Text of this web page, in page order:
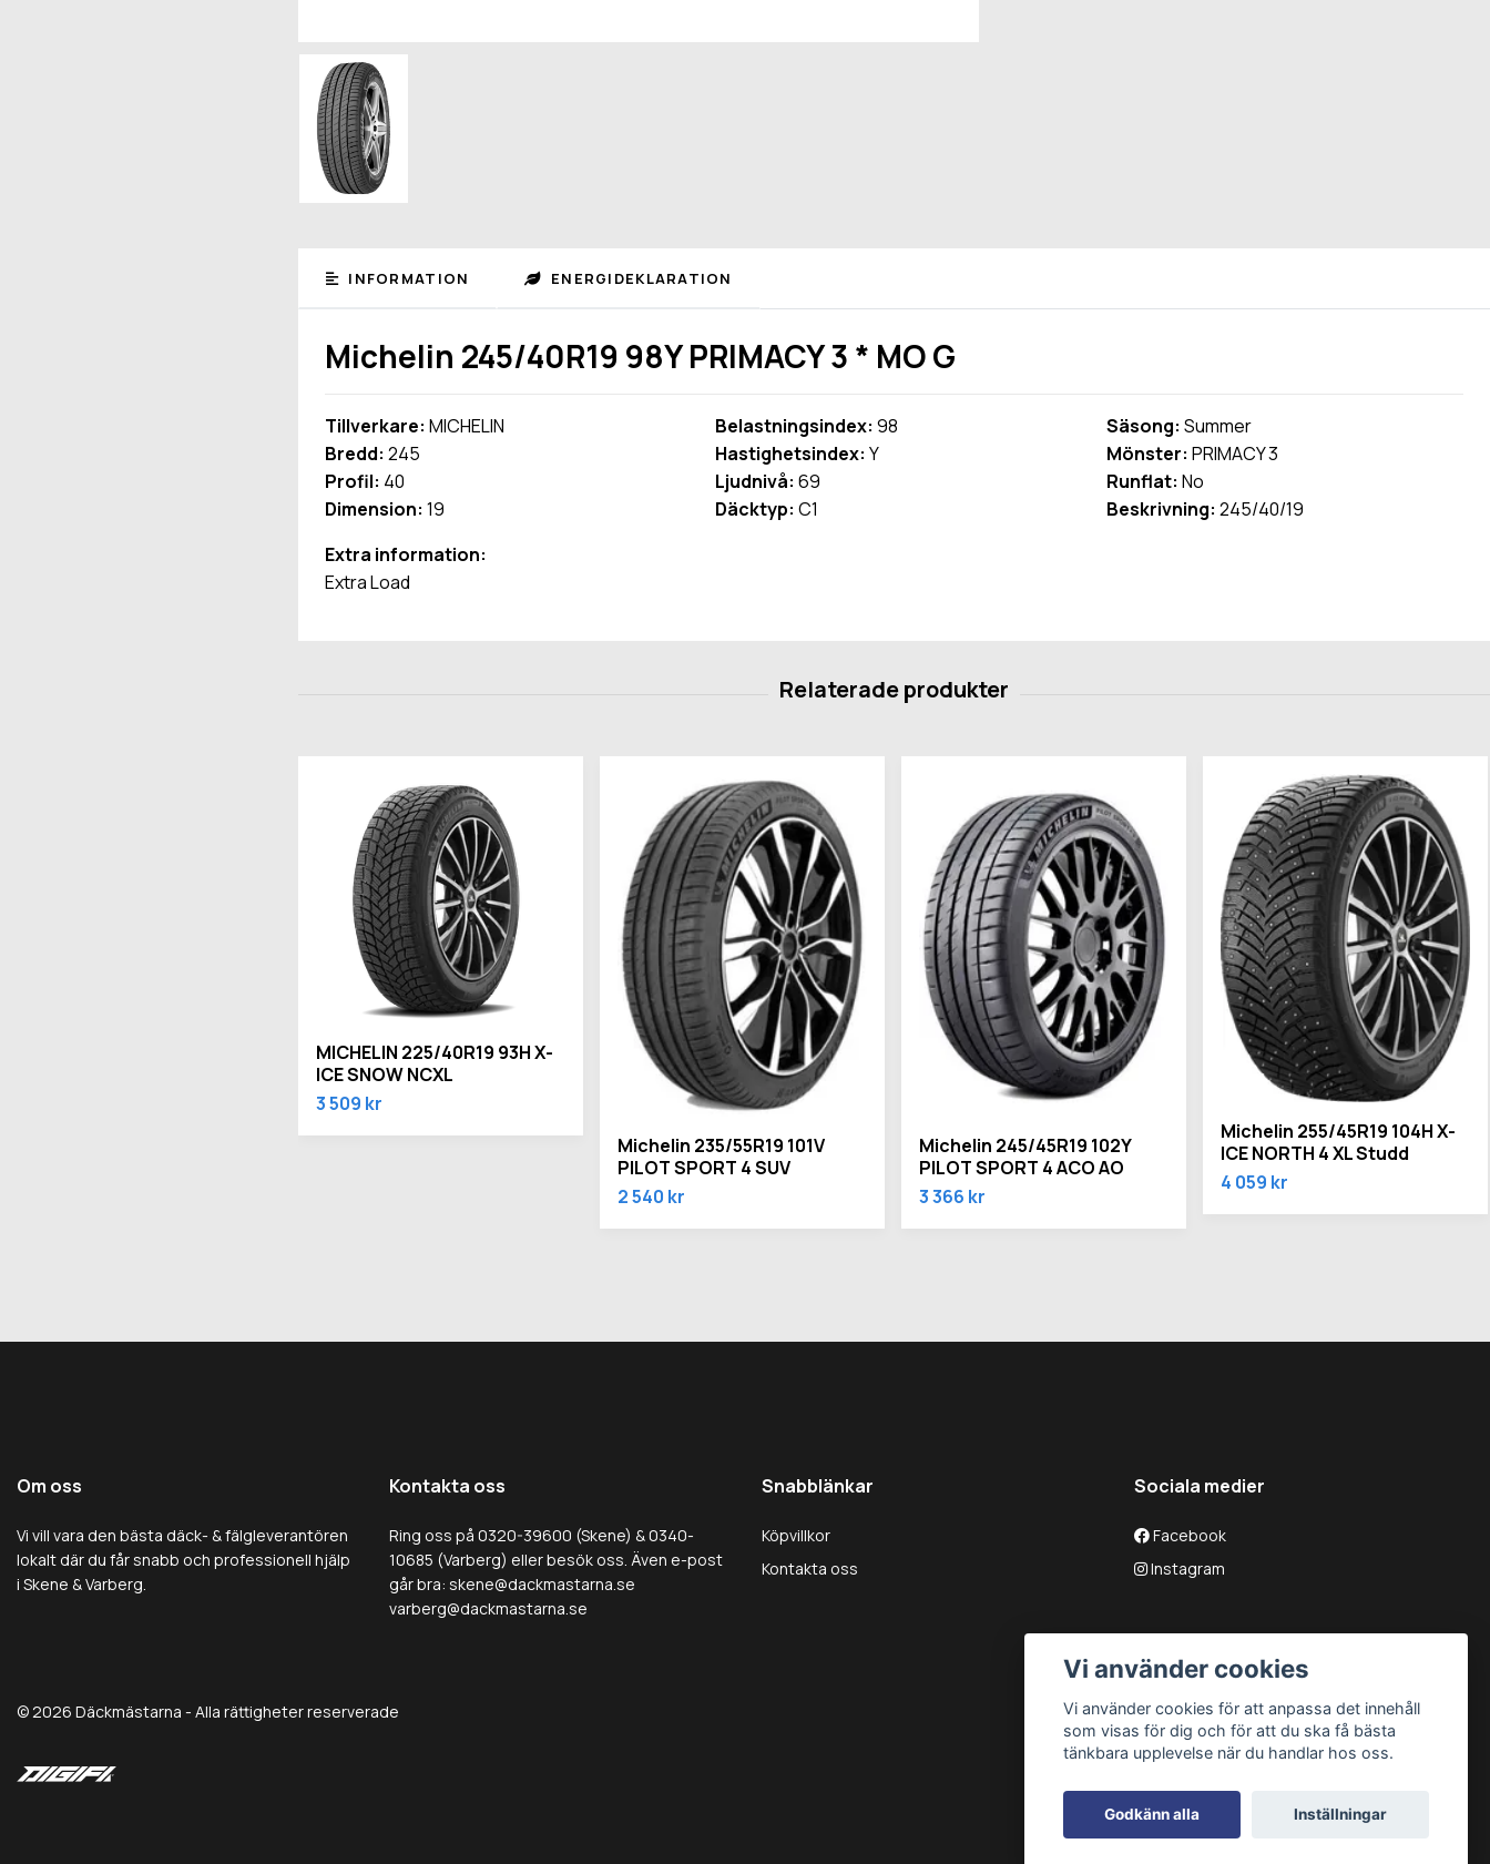
INFORMATION ENERGIDEKLARATION
Michelin 245/40R19 98Y PRIMACY 3 * MO G
Tillverkare: MICHELIN
Bredd: 245
Profil: 40
Dimension: 19
Belastningsindex: 98
Hastighetsindex: Y
Ljudnivå: 69
Däcktyp: C1
Säsong: Summer
Mönster: PRIMACY 3
Runflat: No
Beskrivning: 245/40/19
Extra information:
Extra Load
MICHELIN 225/40R19 93H X-
ICE SNOW NCXL
3 509 kr
Michelin 235/55R19 101V
PILOT SPORT 4 SUV
2 540 kr
Michelin 245/45R19 102Y
PILOT SPORT 4 ACO AO
3 366 kr
Michelin 255/45R19 104H X-
ICE NORTH 4 XL Studd
4 059 kr
Om oss
Vi vill vara den bästa däck- & fälgleverantören
lokalt där du får snabb och professionell hjälp
i Skene & Varberg.
Kontakta oss
Ring oss på 0320-39600 (Skene) & 0340-
10685 (Varberg) eller besök oss. Även e-post
går bra: skene@dackmastarna.se
varberg@dackmastarna.se
Snabblänkar
Köpvillkor
Kontakta oss
Sociala medier
Facebook
Instagram
© 2026 Däckmästarna - Alla rättigheter reserverade
Vi använder cookies
Vi använder cookies för att anpassa det innehåll
som visas för dig och för att du ska få bästa
tänkbara upplevelse när du handlar hos oss.
Godkänn alla Inställningar